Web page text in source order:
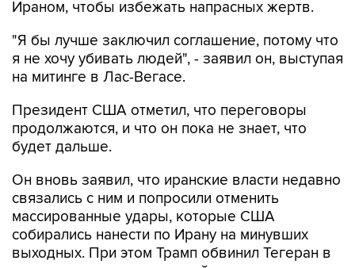
Ираном, чтобы избежать напрасных жертв.
"Я бы лучше заключил соглашение, потому что
я не хочу убивать людей", - заявил он, выступая
на митинге в Лас-Вегасе.
Президент США отметил, что переговоры
продолжаются, и что он пока не знает, что
будет дальше.
Он вновь заявил, что иранские власти недавно
связались с ним и попросили отменить
массированные удары, которые США
собирались нанести по Ирану на минувших
выходных. При этом Трамп обвинил Тегеран в